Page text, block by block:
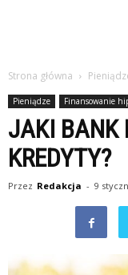
Strona główna
Pieniądze Finansowanie
JAKI BANK
KREDYTY?
Przez Redakcja - 9